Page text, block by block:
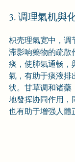
3. 调理氣机與
枳壳理氣宽中，调
滞影响藥物的疏散
痰，使肺氣通畅，
氣，有助于痰液排
状。甘草调和诸藥
地發挥协同作用，
也有助于增强人體